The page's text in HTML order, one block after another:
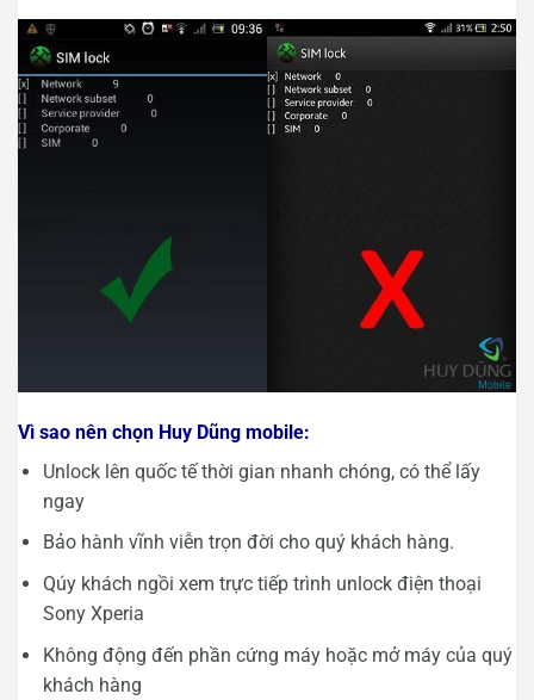
Vì sao nên chọn Huy Dũng mobile:
Unlock lên quốc tế thời gian nhanh chóng, có thể lấy
ngay
Bảo hành vĩnh viễn trọn đời cho quý khách hàng.
Qúy khách ngồi xem trực tiếp trình unlock điện thoại
Sony Xperia
Không động đến phần cứng máy hoặc mở máy của quý
khách hàng